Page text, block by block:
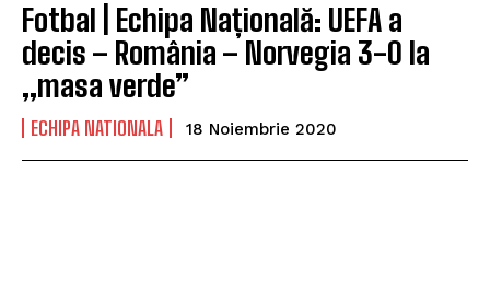
Fotbal | Echipa Națională: UEFA a
decis – România – Norvegia 3-0 la
„masa verde”
ECHIPA NATIONALA 18 Noiembrie 2020